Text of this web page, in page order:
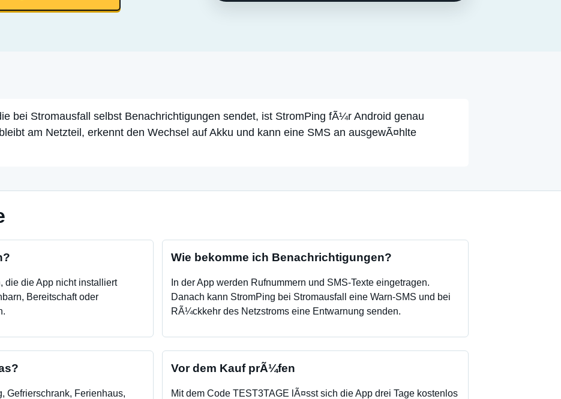
bei Stromausfall selbst Benachrichtigungen sendet, ist StromPing fÃ¼r Android genau
am Netzteil, erkennt den Wechsel auf Akku und kann eine SMS an ausgewÃ¤hlte
die die App nicht installiert
Bereitschaft oder
Wie bekomme ich Benachrichtigungen?
In der App werden Rufnummern und SMS-Texte eingetragen.
Danach kann StromPing bei Stromausfall eine Warn-SMS und bei
RÃ¼ckkehr des Netzstroms eine Entwarnung senden.
Gefrierschrank, Ferienhaus,
Vor dem Kauf prÃ¼fen
Mit dem Code TEST3TAGE lÃ¤sst sich die App drei Tage kostenlos